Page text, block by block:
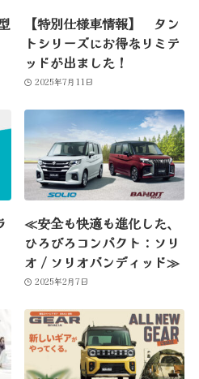
【特別仕様車情報】 タン
トシリーズにお得なリミテ
ッドが出ました！
2025年7月11日
≪安全も快適も進化した、
ひろびろコンパクト：ソリ
オ / ソリオバンディッド≫
2025年2月7日